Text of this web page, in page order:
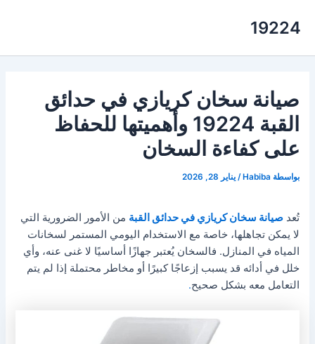
19224
صيانة سخان كريازي في حدائق
القبة 19224 وأهميتها للحفاظ
على كفاءة السخان
بواسطة Habiba
/يناير 28, 2026
تُعدصيانة سخان كريازي في حدائق القبة من الأمور الضرورية التي
لا يمكن تجاهلها، خاصة مع الاستخدام اليومي المستمر لسخانات
المياه في المنازل. فالسخان يُعتبر جهازًا أساسيًا لا غنى عنه، وأي
خلل في أدائه قد يسبب إزعاجًا كبيرًا أو مخاطر محتملة إذا لم يتم
التعامل معه بشكل صحيح.